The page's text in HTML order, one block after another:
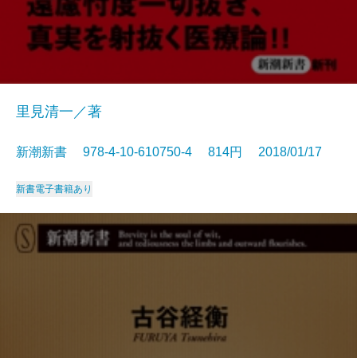
里見清一／著
新潮新書 978-4-10-610750-4 814円 2018/01/17
新書電子書籍あり